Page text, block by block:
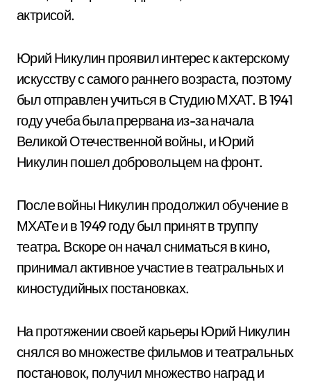
актрисой.
Юрий Никулин проявил интерес к актерскому
искусству с самого раннего возраста, поэтому
был отправлен учиться в Студию МХАТ. В 1941
году учеба была прервана из-за начала
Великой Отечественной войны, и Юрий
Никулин пошел добровольцем на фронт.
После войны Никулин продолжил обучение в
МХАТе и в 1949 году был принят в труппу
театра. Вскоре он начал сниматься в кино,
принимал активное участие в театральных и
киностудийных постановках.
На протяжении своей карьеры Юрий Никулин
снялся во множестве фильмов и театральных
постановок, получил множество наград и